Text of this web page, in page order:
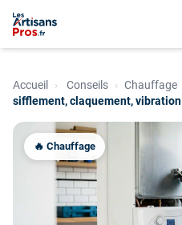
Accueil › Conseils › Chauffage
sifflement, claquement, vibration
🔥 Chauffage